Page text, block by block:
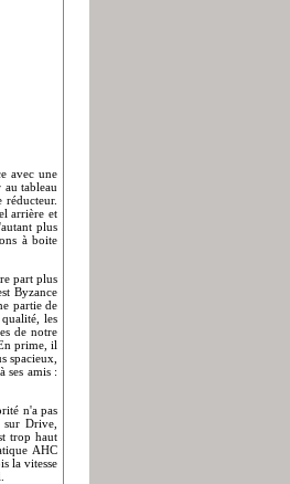
avec une
tableau
arrière et
plus
à boite
part plus
Byzance
partie de
les
de notre
prime, il
spacieux,
ses amis :
n'a pas
sur Drive,
trop haut
AHC
la vitesse